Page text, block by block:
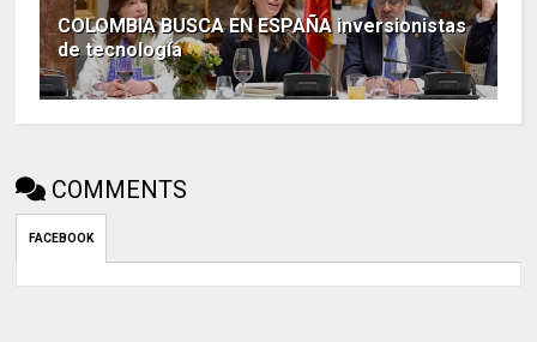
COLOMBIA BUSCA EN ESPAÑA inversionistas
de tecnología
COMMENTS
FACEBOOK